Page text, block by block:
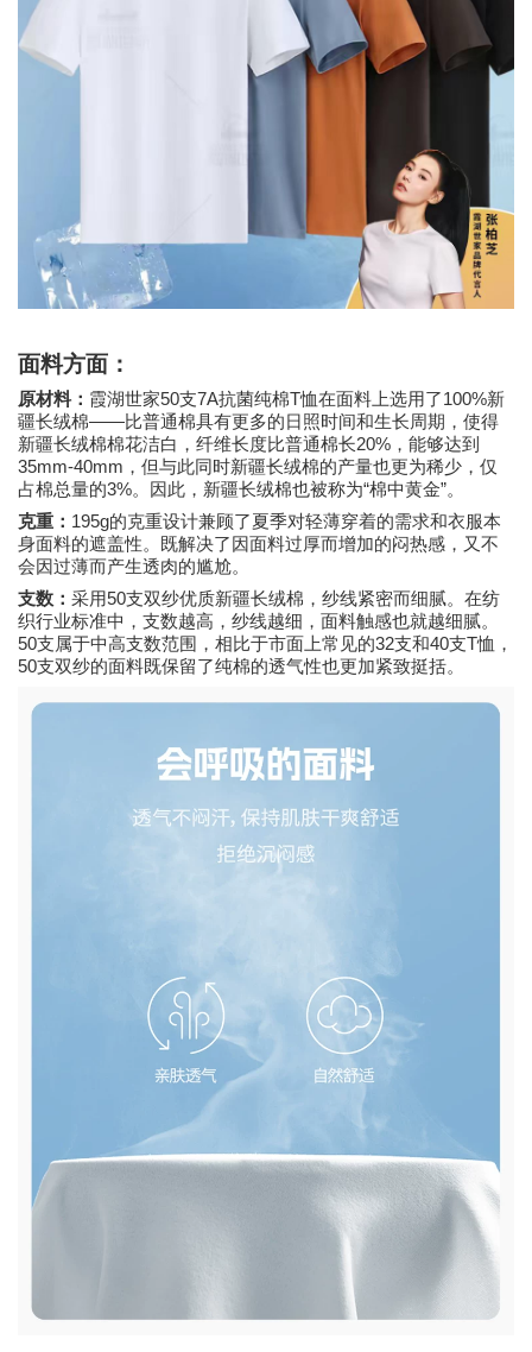
面料方面：
原材料： 霞湖世家50支7A抗菌纯棉T恤在面料上选用了100%新
疆长绒棉——比普通棉具有更多的日照时间和生长周期，使得
新疆长绒棉棉花洁白，纤维长度比普通棉长20% ，能够达到
35mm-40mm ，但与此同时新疆长绒棉的产量也更为稀少，仅
占棉总量的3%。因此，新疆长绒棉也被称为“棉中黄金”。
克重： 195g的克重设计兼顾了夏季对轻薄穿着的需求和衣服本
身面料的遮盖性。既解决了因面料过厚而增加的闷热感，又不
会因过薄而产生透肉的尴尬。
支数： 采用50支双纱优质新疆长绒棉，纱线紧密而细腻。在纺
织行业标准中，支数越高，纱线越细，面料触感也就越细腻。
50支属于中高支数范围，相比于市面上常见的32支和40支T恤，
50支双纱的面料既保留了纯棉的透气性也更加紧致挺括。